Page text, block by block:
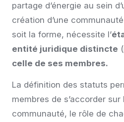
partage d’énergie au sein
création d’une
soit la forme, nécessite l’
entité juridique distincte
celle de ses membres.
La définition des statuts
membres de s’accorder
communauté, le rôle de